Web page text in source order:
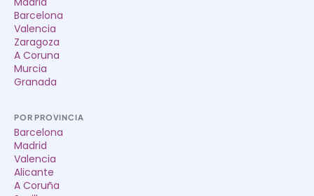
Barcelona
Valencia
Zaragoza
A Coruna
Murcia
Granada
POR PROVINCIA
Barcelona
Madrid
Valencia
Alicante
A Coruña